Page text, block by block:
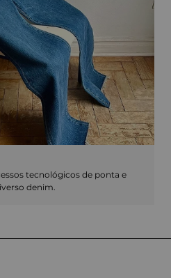
tecnológicos de ponta e
denim.